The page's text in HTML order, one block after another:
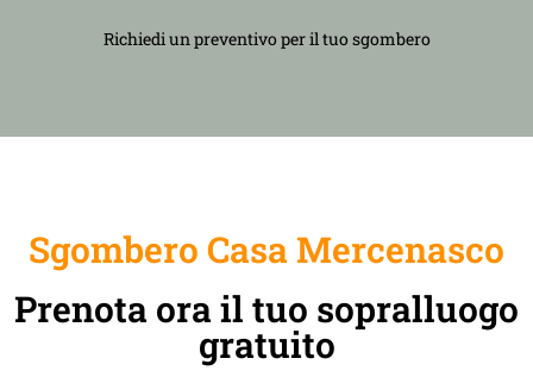
Richiedi un preventivo per il tuo sgombero
Sgombero Casa Mercenasco
Prenota ora il tuo sopralluogo
gratuito